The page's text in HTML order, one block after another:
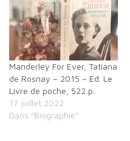
Manderley For Ever, Tatiana
de Rosnay – 2015 – Ed. Le
Livre de poche, 522 p.
17 juillet 2022
Dans "Biographie"